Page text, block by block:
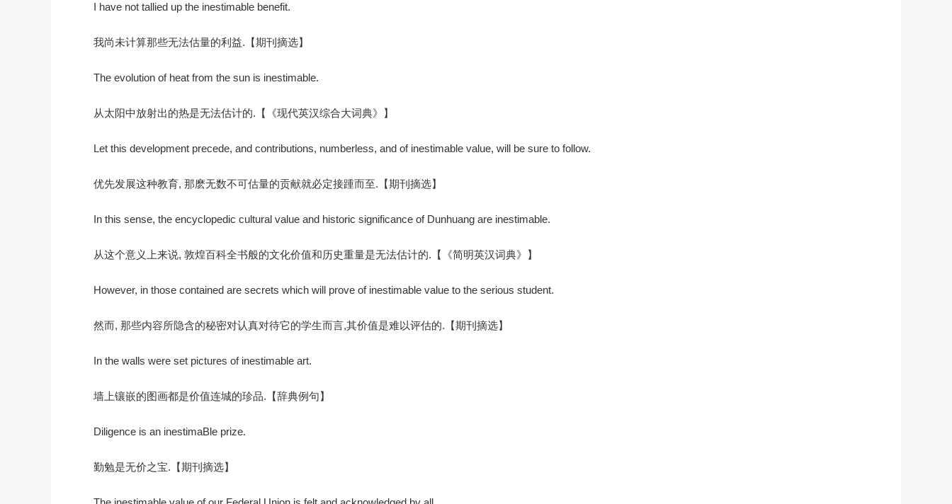
I have not tallied up the inestimable benefit.
我尚未计算那些无法估量的利益.【期刊摘选】
The evolution of heat from the sun is inestimable.
从太阳中放射出的热是无法估计的.【《现代英汉综合大词典》】
Let this development precede, and contributions, numberless, and of inestimable value, will be sure to follow.
优先发展这种教育, 那麽无数不可估量的贡献就必定接踵而至.【期刊摘选】
In this sense, the encyclopedic cultural value and historic significance of Dunhuang are inestimable.
从这个意义上来说, 敦煌百科全书般的文化价值和历史重量是无法估计的.【《简明英汉词典》】
However, in those contained are secrets which will prove of inestimable value to the serious student.
然而, 那些内容所隐含的秘密对认真对待它的学生而言,其价值是难以评估的.【期刊摘选】
In the walls were set pictures of inestimable art.
墙上镶嵌的图画都是价值连城的珍品.【辞典例句】
Diligence is an inestimaBle prize.
勤勉是无价之宝.【期刊摘选】